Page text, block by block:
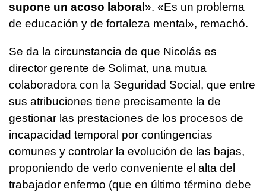
supone un acoso laboral ». «Es un problema
de educación y de fortaleza mental», remachó.
Se da la circunstancia de que Nicolás es
director gerente de Solimat, una mutua
colaboradora con la Seguridad Social, que entre
sus atribuciones tiene precisamente la de
gestionar las prestaciones de los procesos de
incapacidad temporal por contingencias
comunes y controlar la evolución de las bajas,
proponiendo de verlo conveniente el alta del
trabajador enfermo (que en último término debe